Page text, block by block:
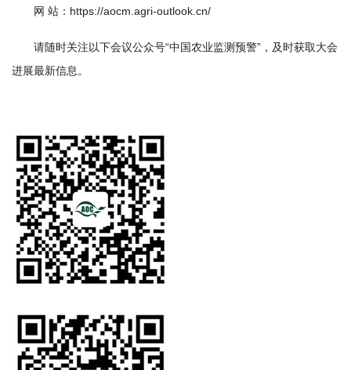
网 站：https://aocm.agri-outlook.cn/
请随时关注以下会议公众号“中国农业监测预警”，及时获取大会
进展最新信息。